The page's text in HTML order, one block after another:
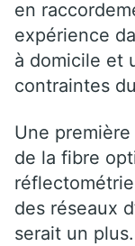
en
expérience
à domicile et
contraintes
Une
de la fibre
des réseaux
serait un plus.